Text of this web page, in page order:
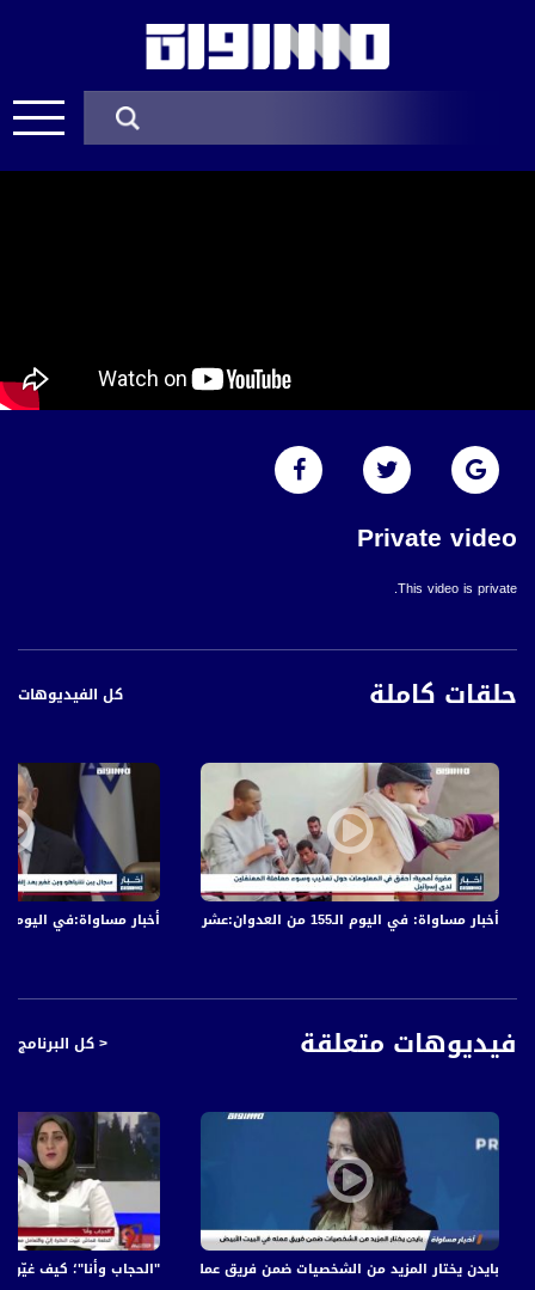
Private video
This video is private.
حلقات كاملة كل الفيديوهات
أخبار مساواة:في اليوم الـ152 من العدوان: عشرات الشهداء والجرحى في قصف الاحتلال المتواصل على أخبار مساواة: في اليوم الـ155 من العدوان:عشرات الشهداء والجرحى في قصف الاحتلال المتواصل على قطاع غزة
فيديوهات متعلقة < كل البرنامج
"الحجاب وأنا"؛ كيف غيّرت
بايدن يختار المزيد من الشخصيات ضمن فريق عمله في البيت الأبيض،اخبارمساواة،11.12.20،قناة